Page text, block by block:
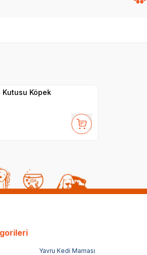
Köpek
Yavru Kedi Maması